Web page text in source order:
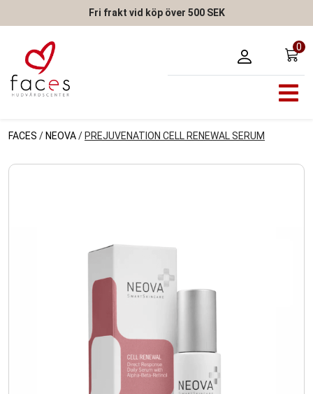
Fri frakt vid köp över 500 SEK
0
FACES / NEOVA/ PREJUVENATION CELL RENEWAL SERUM